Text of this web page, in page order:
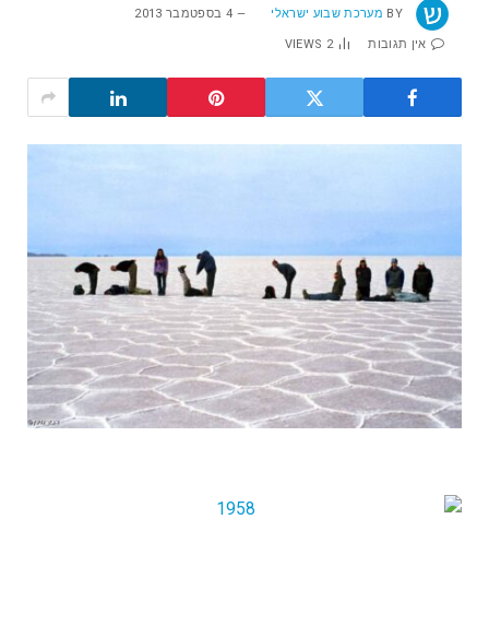
BY מערכת שבוע ישראלי 4 בספטמבר 2013
אין תגובות 2
VIEWS